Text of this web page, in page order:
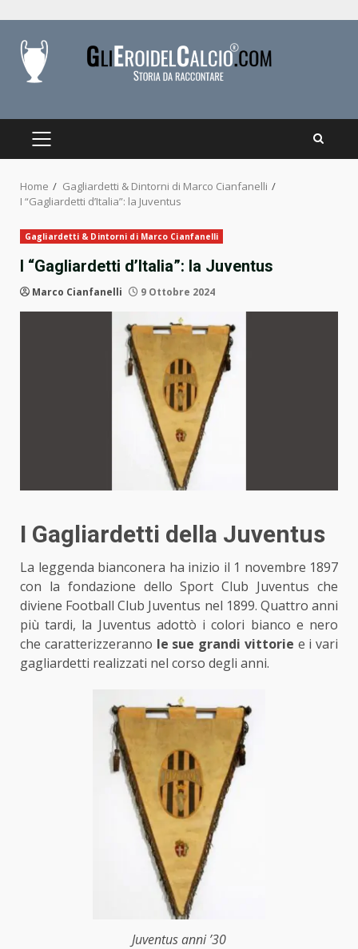
content
PRIMARY
Home
Gagliardetti & Dintorni di Marco Cianfanelli
I “Gagliardetti d’Italia”: la Juventus
Gagliardetti & Dintorni di Marco Cianfanelli
I “Gagliardetti d’Italia”: la Juventus
Marco Cianfanelli 9 Ottobre 2024
I Gagliardetti della Juventus
La leggenda bianconera ha inizio il 1 novembre 1897
con la fondazione dello Sport Club Juventus che
diviene Football Club Juventus nel 1899. Quattro anni
più tardi, la Juventus adottò i colori bianco e nero
che caratterizzeranno le sue grandi vittorie e i vari
gagliardetti realizzati nel corso degli anni.
Juventus anni ’30